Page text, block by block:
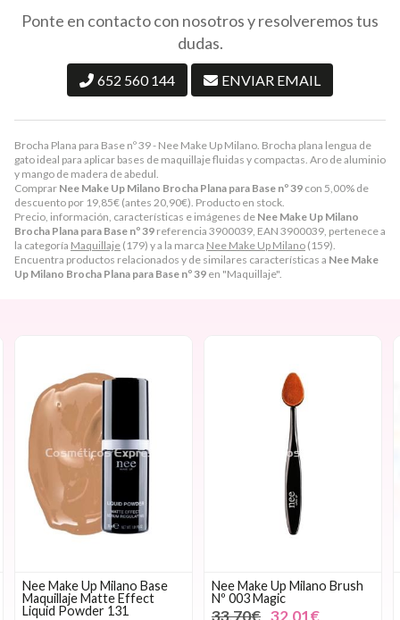
Brocha Plana para Base nº 39 - Nee Make Up Milano. Brocha plana lengua de
gato ideal para aplicar bases de maquillaje fluidas y compactas. Aro de aluminio
y mango de madera de abedul.
Comprar Nee Make Up Milano Brocha Plana para Base nº 39 con 5,00% de
descuento por 19,85€ (antes 20,90€). Producto en stock.
Precio, información, características e imágenes de Nee Make Up Milano
Brocha Plana para Base nº 39 referencia 3900039, EAN 3900039, pertenece a
la categoría Maquillaje (179) y a la marca Nee Make Up Milano (159).
Encuentra productos relacionados y de similares características a Nee Make
Up Milano Brocha Plana para Base nº 39 en "Maquillaje".
Ponte en contacto con nosotros y resolveremos tus
dudas.
652 560 144 ENVIAR EMAIL
Nee Make Up Milano Base
Maquillaje Matte Effect
Liquid Powder 131
Nee Make Up Milano Brush
Nº 003 Magic
33,70€ 32,01€